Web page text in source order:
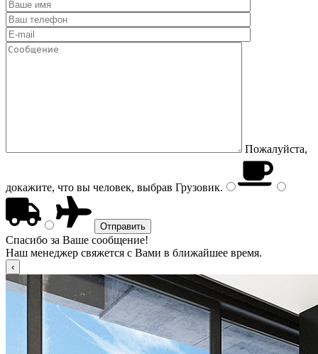
Пожалуйста,
докажите, что вы человек, выбрав Грузовик.
Спасибо за Ваше сообщение!
Наш менеджер свяжется с Вами в ближайшее время.